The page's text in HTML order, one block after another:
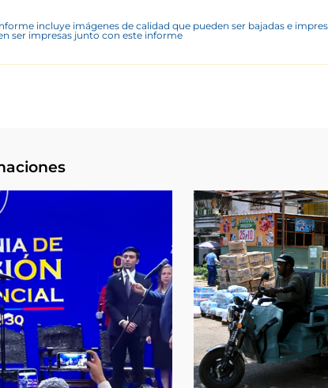
incluye imágenes de calidad que pueden ser bajadas e
ser impresas junto con este informe